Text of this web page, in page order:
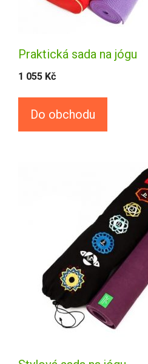
Praktická sada na jógu
1 055 Kč
Do obchodu